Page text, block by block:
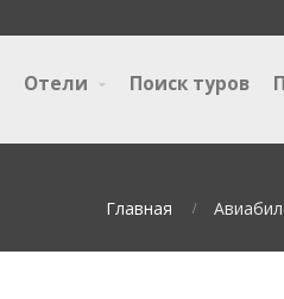
Отели Поиск туров
Главная